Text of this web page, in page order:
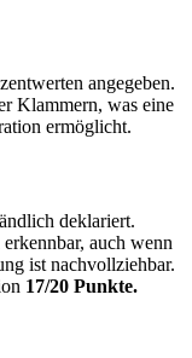
angegeben.
Klammern, was eine
ermöglicht.
deklariert.
auch wenn
ist nachvollziehbar.
17/20 Punkte.